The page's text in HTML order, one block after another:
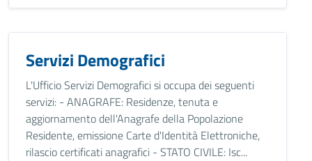
Servizi Demografici
L'Ufficio Servizi Demografici si occupa dei seguenti
servizi: - ANAGRAFE: Residenze, tenuta e
aggiornamento dell'Anagrafe della Popolazione
Residente, emissione Carte d'Identità Elettroniche,
rilascio certificati anagrafici - STATO CIVILE: Isc...